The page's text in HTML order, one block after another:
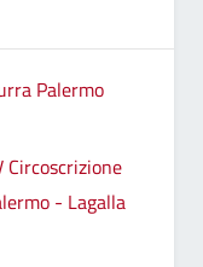
Palermo
Circoscrizione
- Lagalla